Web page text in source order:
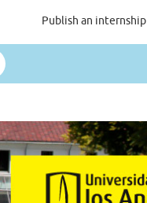
Publish an internship